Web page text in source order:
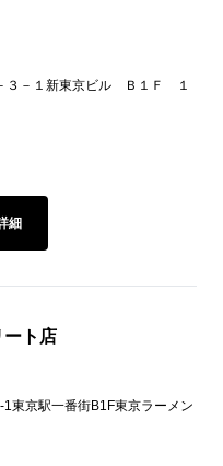
３－１新東京ビル Ｂ１Ｆ １
細
ート店
東京駅一番街B1F東京ラーメン